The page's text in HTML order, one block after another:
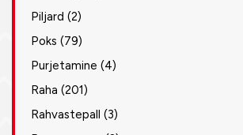
Piljard (2)
Poks (79)
Purjetamine (4)
Raha (201)
Rahvastepall (3)